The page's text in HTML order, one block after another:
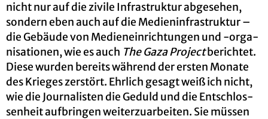
nicht nur auf die zi­vi­le In­fra­struk­tur ab­ge­se­hen,
son­dern eben auch auf die Me­di­en­in­fra­struk­tur –
die Ge­bäu­de von Me­di­en­ein­rich­tun­gen und ‑or­ga­
ni­sa­tio­nen, wie es auch The Gaza Pro­jectbe­rich­tet.
Diese wur­den be­reits wäh­rend der ers­ten Mo­na­te
des Krie­ges zer­stört. Ehr­lich ge­sagt weiß ich nicht,
wie die Jour­na­lis­ten die Ge­duld und die Ent­schlos­
sen­heit auf­brin­gen wei­ter­zu­ar­bei­ten. Sie müs­sen